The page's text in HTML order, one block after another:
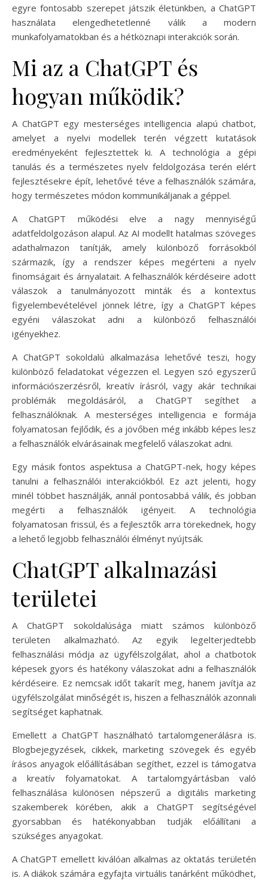
egyre fontosabb szerepet játszik életünkben, a ChatGPT
használata elengedhetetlenné válik a modern
munkafolyamatokban és a hétköznapi interakciók során.
Mi az a ChatGPT és
hogyan működik?
A ChatGPT egy mesterséges intelligencia alapú chatbot,
amelyet a nyelvi modellek terén végzett kutatások
eredményeként fejlesztettek ki. A technológia a gépi
tanulás és a természetes nyelv feldolgozása terén elért
fejlesztésekre épít, lehetővé téve a felhasználók számára,
hogy természetes módon kommunikáljanak a géppel.
A ChatGPT működési elve a nagy mennyiségű
adatfeldolgozáson alapul. Az AI modellt hatalmas szöveges
adathalmazon tanítják, amely különböző forrásokból
származik, így a rendszer képes megérteni a nyelv
finomságait és árnyalatait. A felhasználók kérdéseire adott
válaszok a tanulmányozott minták és a kontextus
figyelembevételével jönnek létre, így a ChatGPT képes
egyéni válaszokat adni a különböző felhasználói
igényekhez.
A ChatGPT sokoldalú alkalmazása lehetővé teszi, hogy
különböző feladatokat végezzen el. Legyen szó egyszerű
információszerzésről, kreatív írásról, vagy akár technikai
problémák megoldásáról, a ChatGPT segíthet a
felhasználóknak. A mesterséges intelligencia e formája
folyamatosan fejlődik, és a jövőben még inkább képes lesz
a felhasználók elvárásainak megfelelő válaszokat adni.
Egy másik fontos aspektusa a ChatGPT-nek, hogy képes
tanulni a felhasználói interakciókból. Ez azt jelenti, hogy
minél többet használják, annál pontosabbá válik, és jobban
megérti a felhasználók igényeit. A technológia
folyamatosan frissül, és a fejlesztők arra törekednek, hogy
a lehető legjobb felhasználói élményt nyújtsák.
ChatGPT alkalmazási
területei
A ChatGPT sokoldalúsága miatt számos különböző
területen alkalmazható. Az egyik legelterjedtebb
felhasználási módja az ügyfélszolgálat, ahol a chatbotok
képesek gyors és hatékony válaszokat adni a felhasználók
kérdéseire. Ez nemcsak időt takarít meg, hanem javítja az
ügyfélszolgálat minőségét is, hiszen a felhasználók azonnali
segítséget kaphatnak.
Emellett a ChatGPT használható tartalomgenerálásra is.
Blogbejegyzések, cikkek, marketing szövegek és egyéb
írásos anyagok előállításában segíthet, ezzel is támogatva
a kreatív folyamatokat. A tartalomgyártásban való
felhasználása különösen népszerű a digitális marketing
szakemberek körében, akik a ChatGPT segítségével
gyorsabban és hatékonyabban tudják előállítani a
szükséges anyagokat.
A ChatGPT emellett kiválóan alkalmas az oktatás területén
is. A diákok számára egyfajta virtuális tanárként működhet,